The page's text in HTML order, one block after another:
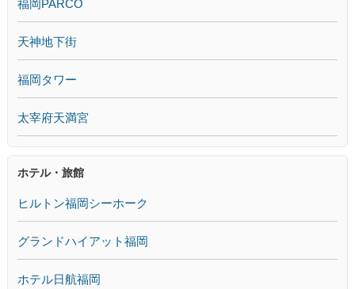
福岡PARCO
天神地下街
福岡タワー
太宰府天満宮
ホテル・旅館
ヒルトン福岡シーホーク
グランドハイアット福岡
ホテル日航福岡